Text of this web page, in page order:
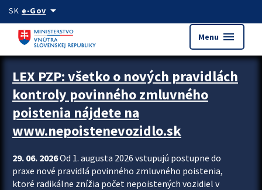
Preskocit na hlavný obsah
SK e-Govarrow_drop_down
Menu menu
Zastavit automatický posun upútavok
LEX PZP: všetko o nových pravidlách
kontroly povinného zmluvného
poistenia nájdete na
www.nepoistenevozidlo.sk
29. 06. 2026Od 1. augusta 2026 vstupujú postupne do
praxe nové pravidlá povinného zmluvného poistenia,
ktoré radikálne znížia počet nepoistených vozidiel v